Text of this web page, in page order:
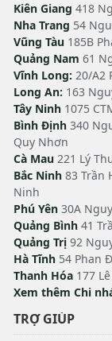
Kiên Giang 418
Nha Trang 54
Vũng Tàu 185B
Quảng Nam 61
Vĩnh Long: 20/A2
Long An: 163
Tây Ninh 1075
Bình Định 340
Quy Nhơn
Cà Mau 221 Lý
Bắc Ninh 83 Trần
Ninh
Phú Yên 30A
Quảng Bình 41
Quảng Trị 92
Hà Tĩnh 54 Phan
Thanh Hóa 177
Xem thêm Chi
TRỢ GIÚP